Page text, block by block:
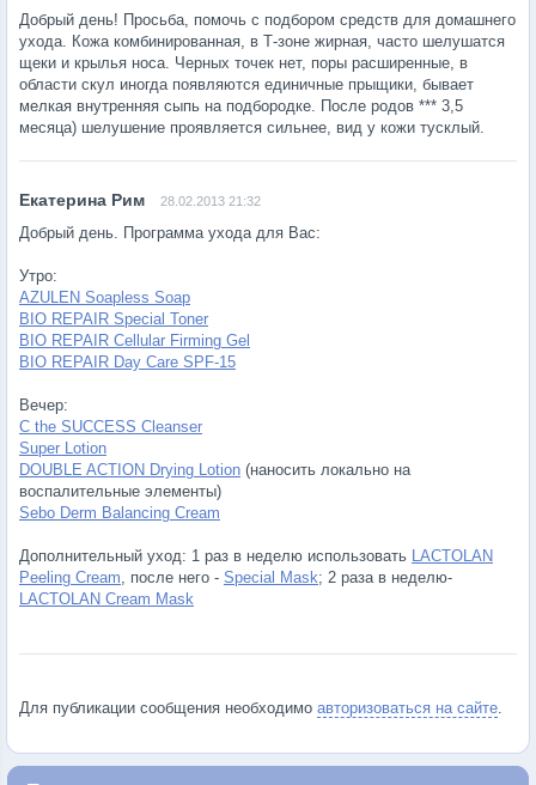
Добрый день! Просьба, помочь с подбором средств для домашнего
ухода. Кожа комбинированная, в Т-зоне жирная, часто шелушатся
щеки и крылья носа. Черных точек нет, поры расширенные, в
области скул иногда появляются единичные прыщики, бывает
мелкая внутренняя сыпь на подбородке. После родов *** 3,5
месяца) шелушение проявляется сильнее, вид у кожи тусклый.
28.02.2013 21:32
Добрый день. Программа ухода для Вас:
Утро:
AZULEN Soapless Soap
BIO REPAIR Special Toner
BIO REPAIR Cellular Firming Gel
BIO REPAIR Day Care SPF-15
Вечер:
C the SUCCESS Cleanser
Super Lotion
DOUBLE ACTION Drying Lotion (наносить локально на
воспалительные элементы)
Sebo Derm Balancing Cream
Дополнительный уход: 1 раз в неделю использовать LACTOLAN
Peeling Cream, после него - Special Mask; 2 раза в неделю-
LACTOLAN Cream Mask
Для публикации сообщения необходимо авторизоваться на сайте.